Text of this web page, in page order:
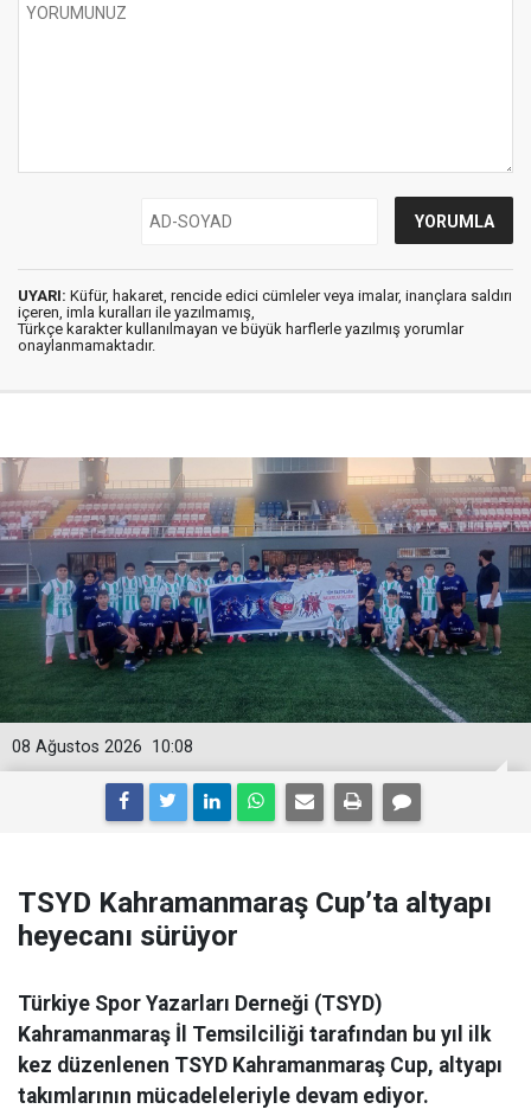
UYARI: Küfür, hakaret, rencide edici cümleler veya imalar, inançlara saldırı
içeren, imla kuralları ile yazılmamış,
Türkçe karakter kullanılmayan ve büyük harflerle yazılmış yorumlar
onaylanmamaktadır.
10:08
08 Ağustos 2026
TSYD Kahramanmaraş Cup’ta altyapı
heyecanı sürüyor
Türkiye Spor Yazarları Derneği (TSYD)
Kahramanmaraş İl Temsilciliği tarafından bu yıl ilk
kez düzenlenen TSYD Kahramanmaraş Cup, altyapı
takımlarının mücadeleleriyle devam ediyor.